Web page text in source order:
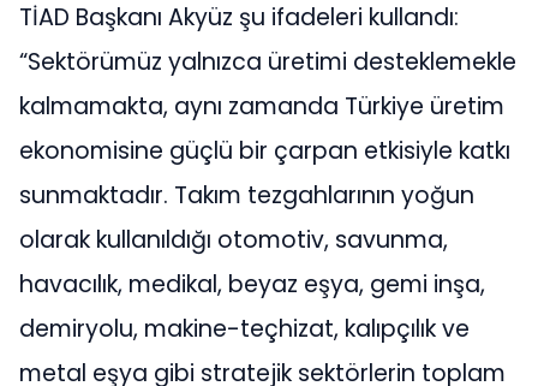
TİAD Başkanı Akyüz şu ifadeleri kullandı:
“Sektörümüz yalnızca üretimi desteklemekle
kalmamakta, aynı zamanda Türkiye üretim
ekonomisine güçlü bir çarpan etkisiyle katkı
sunmaktadır. Takım tezgahlarının yoğun
olarak kullanıldığı otomotiv, savunma,
havacılık, medikal, beyaz eşya, gemi inşa,
demiryolu, makine-teçhizat, kalıpçılık ve
metal eşya gibi stratejik sektörlerin toplam